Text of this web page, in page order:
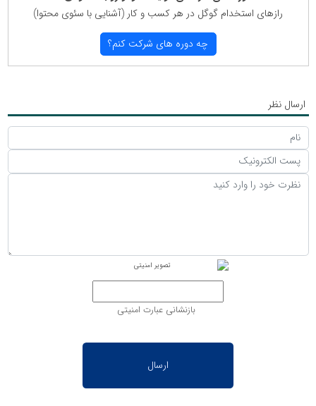
رازهای استخدام گوگل در هر كسب و كار (آشنایی با سئوی محتوا)
چه دوره های شركت كنم؟
ارسال نظر
بازنشانی عبارت امنیتی